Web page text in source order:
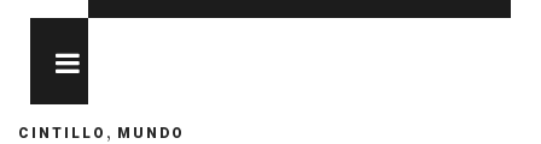
CINTILLO , MUNDO